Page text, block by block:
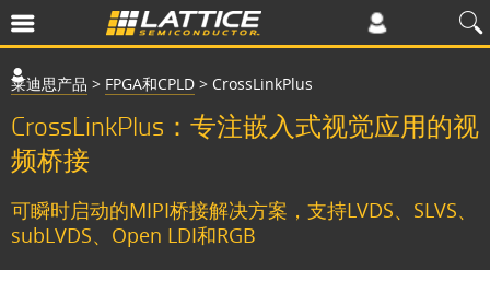
莱迪思产品 > FPGA和CPLD > CrossLinkPlus
CrossLinkPlus：专注嵌入式视觉应用的视
频桥接
可瞬时启动的MIPI桥接解决方案，支持LVDS、SLVS、
subLVDS、Open LDI和RGB